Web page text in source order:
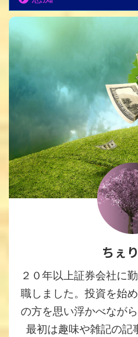
ちぇ
２０年以上証券会社に
職しました。投資を始
の方を思い浮かべなが
最初は趣味や雑記の記